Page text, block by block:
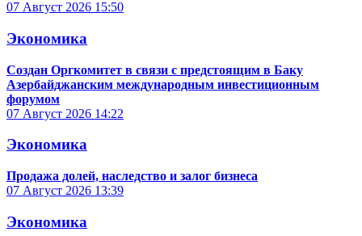
07 Август 2026 15:50
Экономика
Создан Оргкомитет в связи с предстоящим в Баку
Азербайджанским международным инвестиционным
форумом
07 Август 2026 14:22
Экономика
Продажа долей, наследство и залог бизнеса
07 Август 2026 13:39
Экономика